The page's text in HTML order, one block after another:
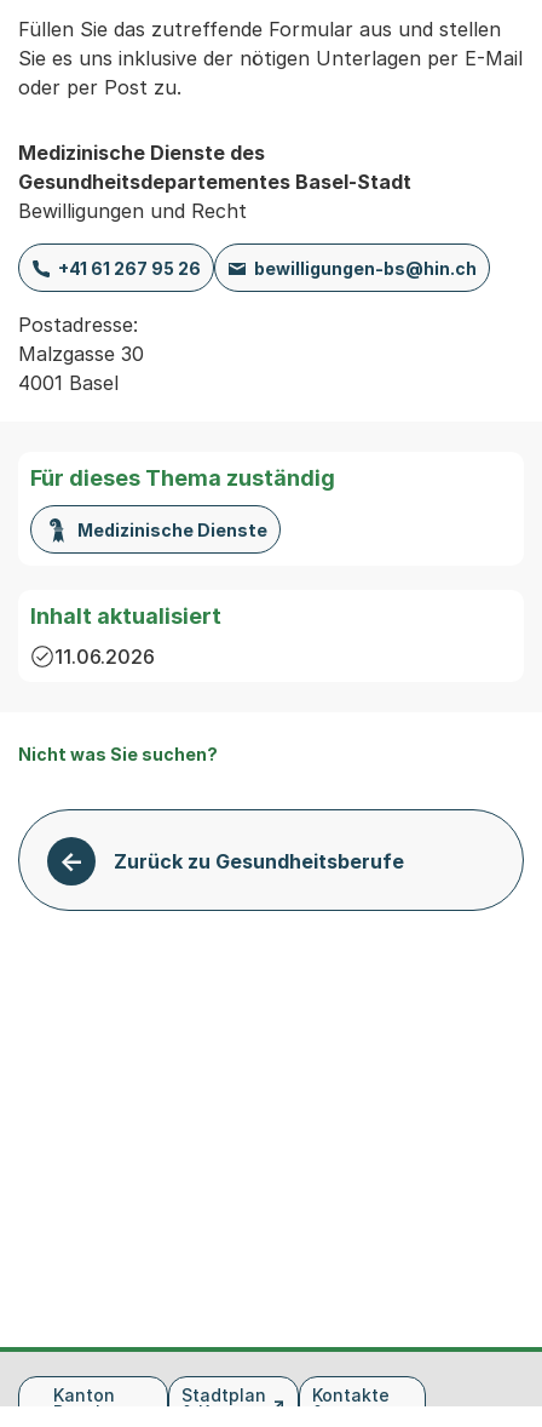
Füllen Sie das zutreffende Formular aus und stellen
Sie es uns inklusive der nötigen Unterlagen per E-Mail
oder per Post zu.
Medizinische Dienste des
Gesundheitsdepartementes Basel-Stadt
Bewilligungen und Recht
+41 61 267 95 26 bewilligungen-bs@hin.ch
Postadresse:
Malzgasse 30
4001 Basel
Für dieses Thema zuständig
Medizinische Dienste
Inhalt aktualisiert
11.06.2026
Nicht was Sie suchen?
Zurück zu Gesundheitsberufe
FusszeileKanton
Basel-
Stadtplan
& Karte
Kontakte
&